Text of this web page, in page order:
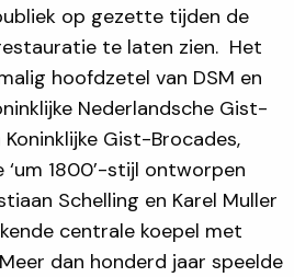
op gezette tijden de
te laten zien. Het
hoofdzetel van DSM en
Nederlandsche Gist-
Gist-Brocades,
1800’-stijl ontworpen
Schelling en Karel Muller
centrale koepel met
dan honderd jaar speelde